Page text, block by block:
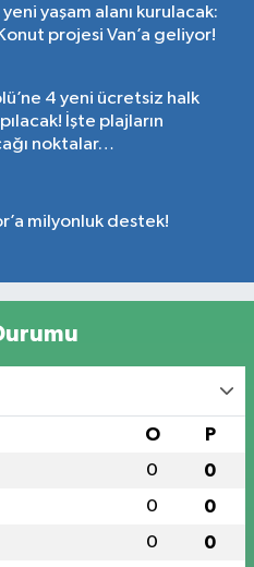
yeni yaşam alanı kurulacak:
projesi Van’a geliyor!
4 yeni ücretsiz halk
İşte plajların
noktalar…
milyonluk destek!
O P
0 0
0 0
0 0